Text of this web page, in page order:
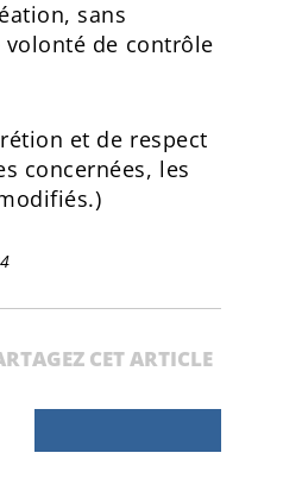
sans
volonté de contrôle
et de respect
concernées, les
CET ARTICLE